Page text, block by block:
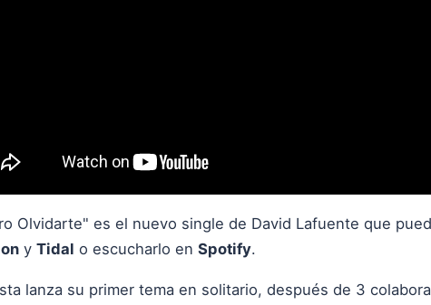
Olvidarte" es el nuevo single de David Lafuente que
y Tidal o escucharlo en Spotify.
lanza su primer tema en solitario, después de 3